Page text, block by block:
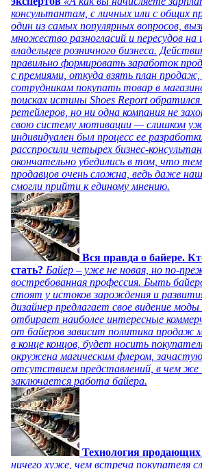
консультантам, с личных или с общих
один из самых популярных вопросов,
множество разногласий и пересудов
владельцев розничного бизнеса.
правильно формировать заработок
с премиями, откуда взять план
сотрудникам покупать товар в
поисках истины Shoes Report
ретейлеров, но ни одна компания не
свою систему мотивации — слишком
индивидуален был процесс ее
расспросили четырех бизнес-
окончательно убедились в том, что
продавцов очень сложна, ведь даже
смогли прийти к единому мнению.
Вся правда о байере.
стать? Байер – уже не новая, но по-
востребованная профессия. Быть
стоят у истоков зарождения и
дизайнер предлагает свое видение
отбирает наиболее интересные
от байеров зависит политика продаж
в конце концов, будет носить
окружена магическим флером,
отсутствием представлений, в чем же
заключается работа байера.
Технология продающих
ничего хуже, чем встреча покупателя